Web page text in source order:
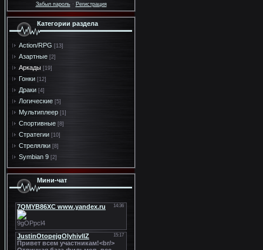
Забыл пароль· Регистрация
Категории раздела
Action/RPG [13]
Азартные [2]
Аркады [19]
Гонки [12]
Драки [4]
Логические [5]
Мультиплеер [1]
Спортивные [8]
Стратегии [10]
Стрелялки [8]
Symbian 9 [2]
Мини-чат